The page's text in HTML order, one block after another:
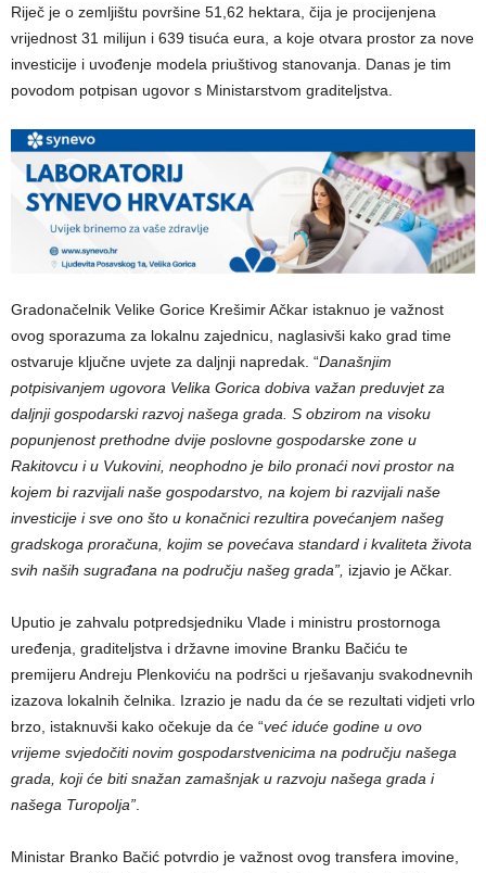
Riječ je o zemljištu površine 51,62 hektara, čija je procijenjena
vrijednost 31 milijun i 639 tisuća eura, a koje otvara prostor za nove
investicije i uvođenje modela priuštivog stanovanja. Danas je tim
povodom potpisan ugovor s Ministarstvom graditeljstva.
​Gradonačelnik Velike Gorice Krešimir Ačkar istaknuo je važnost
ovog sporazuma za lokalnu zajednicu, naglasivši kako grad time
ostvaruje ključne uvjete za daljnji napredak. “Današnjim
potpisivanjem ugovora Velika Gorica dobiva važan preduvjet za
daljnji gospodarski razvoj našega grada. S obzirom na visoku
popunjenost prethodne dvije poslovne gospodarske zone u
Rakitovcu i u Vukovini, neophodno je bilo pronaći novi prostor na
kojem bi razvijali naše gospodarstvo, na kojem bi razvijali naše
investicije i sve ono što u konačnici rezultira povećanjem našeg
gradskoga proračuna, kojim se povećava standard i kvaliteta života
svih naših sugrađana na području našeg grada”, izjavio je Ačkar.
​Uputio je zahvalu potpredsjedniku Vlade i ministru prostornoga
uređenja, graditeljstva i državne imovine Branku Bačiću te
premijeru Andreju Plenkoviću na podršci u rješavanju svakodnevnih
izazova lokalnih čelnika. Izrazio je nadu da će se rezultati vidjeti vrlo
brzo, istaknuvši kako očekuje da će “već iduće godine u ovo
vrijeme svjedočiti novim gospodarstvenicima na području našega
grada, koji će biti snažan zamašnjak u razvoju našega grada i
našega Turopolja”.
​Ministar Branko Bačić potvrdio je važnost ovog transfera imovine,